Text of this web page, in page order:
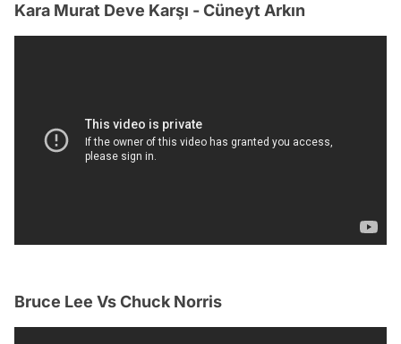
Kara Murat Deve Karşı - Cüneyt Arkın
Bruce Lee Vs Chuck Norris